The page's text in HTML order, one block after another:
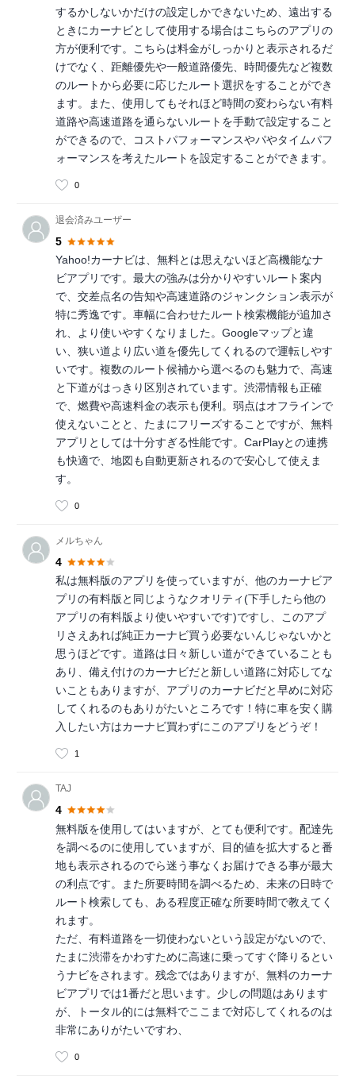
するかしないかだけの設定しかできないため、遠出する
ときにカーナビとして使用する場合はこちらのアプリの
方が便利です。こちらは料金がしっかりと表示されるだ
けでなく、距離優先や一般道路優先、時間優先など複数
のルートから必要に応じたルート選択をすることができ
ます。また、使用してもそれほど時間の変わらない有料
道路や高速道路を通らないルートを手動で設定すること
ができるので、コストパフォーマンスやパやタイムパフ
ォーマンスを考えたルートを設定することができます。
0
退会済みユーザー
5
Yahoo!カーナビは、無料とは思えないほど高機能なナ
ビアプリです。最大の強みは分かりやすいルート案内
で、交差点名の告知や高速道路のジャンクション表示が
特に秀逸です。車幅に合わせたルート検索機能が追加さ
れ、より使いやすくなりました。Googleマップと違
い、狭い道より広い道を優先してくれるので運転しやす
いです。複数のルート候補から選べるのも魅力で、高速
と下道がはっきり区別されています。渋滞情報も正確
で、燃費や高速料金の表示も便利。弱点はオフラインで
使えないことと、たまにフリーズすることですが、無料
アプリとしては十分すぎる性能です。CarPlayとの連携
も快適で、地図も自動更新されるので安心して使えま
す。
0
メルちゃん
4
私は無料版のアプリを使っていますが、他のカーナビア
プリの有料版と同じようなクオリティ(下手したら他の
アプリの有料版より使いやすいです)ですし、このアプ
リさえあれば純正カーナビ買う必要ないんじゃないかと
思うほどです。道路は日々新しい道ができていることも
あり、備え付けのカーナビだと新しい道路に対応してな
いこともありますが、アプリのカーナビだと早めに対応
してくれるのもありがたいところです！特に車を安く購
入したい方はカーナビ買わずにこのアプリをどうぞ！
1
TAJ
4
無料版を使用してはいますが、とても便利です。配達先
を調べるのに使用していますが、目的値を拡大すると番
地も表示されるのでら迷う事なくお届けできる事が最大
の利点です。また所要時間を調べるため、未来の日時で
ルート検索しても、ある程度正確な所要時間で教えてく
れます。
ただ、有料道路を一切使わないという設定がないので、
たまに渋滞をかわすために高速に乗ってすぐ降りるとい
うナビをされます。残念ではありますが、無料のカーナ
ビアプリでは1番だと思います。少しの問題はあります
が、トータル的には無料でここまで対応してくれるのは
非常にありがたいですわ、
0